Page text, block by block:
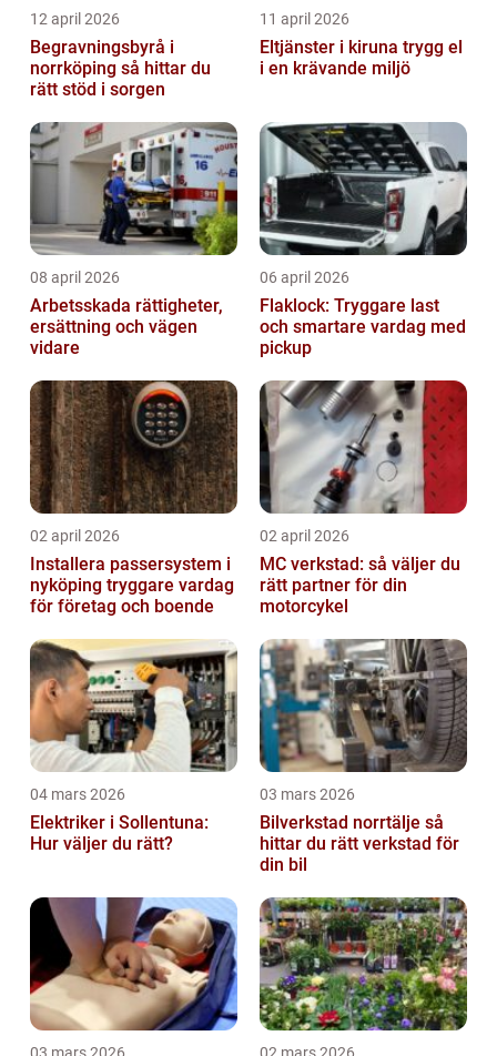
12 april 2026
Begravningsbyrå i
norrköping så hittar du
rätt stöd i sorgen
11 april 2026
Eltjänster i kiruna trygg el
i en krävande miljö
08 april 2026
Arbetsskada rättigheter,
ersättning och vägen
vidare
06 april 2026
Flaklock: Tryggare last
och smartare vardag med
pickup
02 april 2026
Installera passersystem i
nyköping tryggare vardag
för företag och boende
02 april 2026
MC verkstad: så väljer du
rätt partner för din
motorcykel
04 mars 2026
Elektriker i Sollentuna:
Hur väljer du rätt?
03 mars 2026
Bilverkstad norrtälje så
hittar du rätt verkstad för
din bil
03 mars 2026 02 mars 2026